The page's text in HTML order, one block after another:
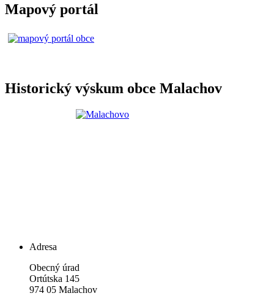
Mapový portál
Historický výskum obce Malachov
Adresa
Obecný úrad
Ortútska 145
974 05 Malachov